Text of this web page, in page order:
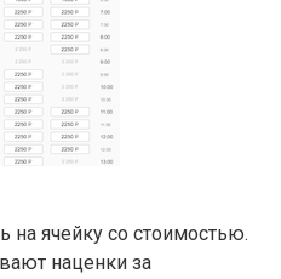
на ячейку со стоимостью.
наценки за